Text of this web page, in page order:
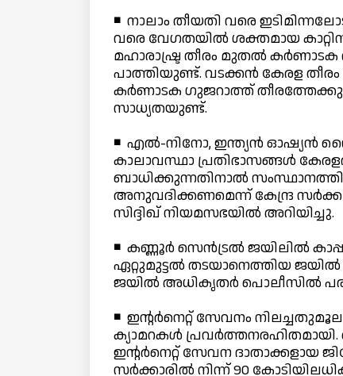
◾ നാലാം തീയതി വരെ
വരെ വേഗതയില്‍ ശക്തമായ
മഹാരാഷ്ട്ര തീരം മുതല്‍ കര്‍ണാടക
പാത്തിയുണ്ട്. വടക്കന്‍ കേരള
കര്‍ണാടക ഗുജറാത്ത് തീരത്തേക്കു
സാധ്യതയുണ്ട്.
◾ എല്‍-നിനോ, ഇന്ത്യന്‍
കാലാവസ്ഥാ പ്രതിഭാസങ്ങള്‍
ബാധിക്കുന്നതിനാല്‍
അനുവദിക്കണമെന്ന് കേന്ദ്ര
സിദ്ദിഖ് നിയമസഭയില്‍ അറിയിച്ചു.
◾ കണ്ണൂര്‍ സെന്‍ട്രല്‍ ജയിലില്‍
ഏറ്റുമുട്ടല്‍ തടയാനെത്തിയ ജയില്‍
ജയില്‍ അധികൃതര്‍ പൊലീസില്‍
◾ ഇന്റര്‍നെറ്റ് സേവനം
ക്യാമറകള്‍
ഇന്റര്‍നെറ്റ് സേവന ദാതാക്കളായ
സര്‍ക്കാരില്‍ നിന്ന് 90